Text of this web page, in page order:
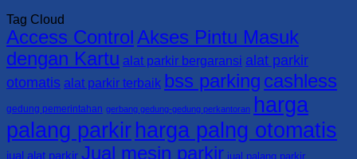
0813-
4161-
5165
KABUPATEN
SORONG
SELATAN
0821-
4405-
7125/
4161-
5165
Gate
–
BSS
Parking
|
KABUPATEN
SORONG
0821-
4405-
Parkir,
Portal
Parkir,
dan
Barrier
Gate
BSS
Parking
Tag Cloud
Access ControlAkses Pintu Masuk
dengan Kartu alat parkir bergaransi alat parkir
otomatis alat parkir terbaik bss parking cashless
gedung pemerintahan gerbang gedung-gedung perkantoran harga
palang parkirharga palng otomatis
jual alat parkir Jual mesin parkir jual palang parkir